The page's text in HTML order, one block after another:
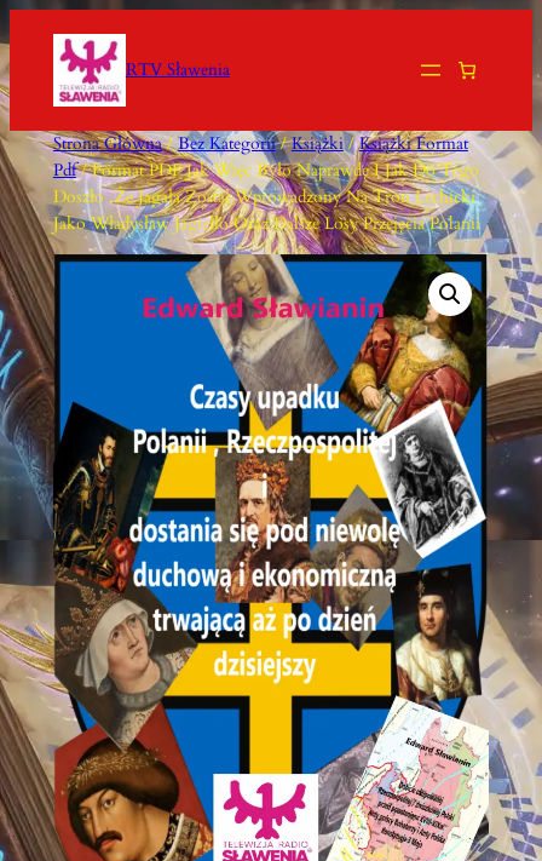
Do
Treści
RTV Sławenia
Strona Główna/Bez Kategorii/Książki/Książki Format
Pdf/ Format PDF Jak Więc Było Naprawdę I Jak Do Tego
Doszło ,że Jagała Został Wprowadzony Na Tron Lechicki
Jako Władysław Jagiełło Oraz Dalsze Losy Przejęcia Polanii